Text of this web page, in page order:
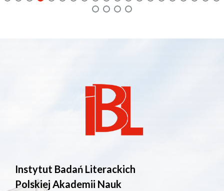
Instytut Badań Literackich
Polskiej Akademii Nauk